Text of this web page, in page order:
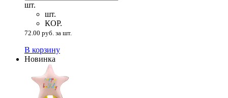
шт.
шт.
КОР.
72.00 руб. за шт.
В корзину
Новинка